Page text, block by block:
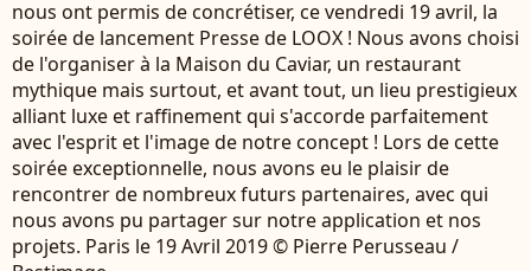
nous ont permis de concrétiser, ce vendredi 19 avril, la
soirée de lancement Presse de LOOX ! Nous avons choisi
de l'organiser à la Maison du Caviar, un restaurant
mythique mais surtout, et avant tout, un lieu prestigieux
alliant luxe et raffinement qui s'accorde parfaitement
avec l'esprit et l'image de notre concept ! Lors de cette
soirée exceptionnelle, nous avons eu le plaisir de
rencontrer de nombreux futurs partenaires, avec qui
nous avons pu partager sur notre application et nos
projets. Paris le 19 Avril 2019 © Pierre Perusseau /